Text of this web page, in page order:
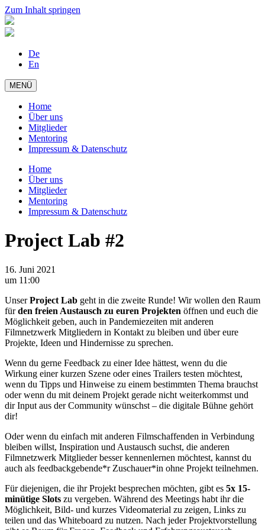
Zum Inhalt springen
De
En
MENÜ
Home
Über uns
Mitglieder
Mentoring
Impressum & Datenschutz
Home
Über uns
Mitglieder
Mentoring
Impressum & Datenschutz
Project Lab #2
16. Juni 2021
um 11:00
UnserProject Lab geht in die zweite Runde! Wir wollen den Raum
fürden freien Austausch zu euren Projekten öffnen und euch die
Möglichkeit geben, auch in Pandemiezeiten mit anderen
Filmnetzwerk Mitgliedern in Kontakt zu bleiben und über eure
Projekte, Ideen und Hindernisse zu sprechen.
Wenn du gerne Feedback zu einer Idee hättest, wenn du die
Wirkung einer kurzen Szene oder eines Trailers testen möchtest,
wenn du Tipps und Hinweise zu einem bestimmten Thema brauchst
oder wenn du mit deinem Projekt gerade nicht weiterkommst und
dir Input aus der Community wünschst – die digitale Bühne gehört
dir!
Oder wenn du einfach mit anderen Filmschaffenden in Verbindung
bleiben willst, Inspiration und Austausch suchst, die anderen
Filmnetzwerk Mitglieder besser kennenlernen möchtest, kannst du
auch als feedbackgebende*r Zuschauer*in ohne Projekt teilnehmen.
Für diejenigen, die ihr Projekt besprechen möchten, gibt es 5x 15-
minütige Slots zu vergeben. Während des Meetings habt ihr die
Möglichkeit, Bild- und kurzes Videomaterial zu zeigen, Links zu
teilen und das Whiteboard zu nutzen. Nach jeder Projektvorstellung